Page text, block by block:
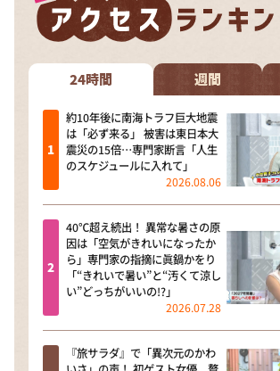
24時間 週間
約10年後に南海トラフ巨大地震
は「必ず来る」 被害は東日本大
震災の15倍…専門家断言「人生
のスケジュールに入れて」
2026.08.06
40℃超え続出！ 異常な暑さの原
因は「空気がきれいになったか
ら」専門家の指摘に眞鍋かをり
「“きれいで暑い”と“汚くて涼し
い”どっちがいいの!?」
2026.07.28
『旅サラダ』で「異次元のかわ